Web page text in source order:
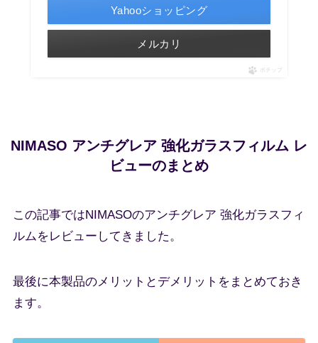
Yahooショッピング
メルカリ
ポチップ
NIMASO アンチグレア 強化ガラスフィルム レ
ビューのまとめ
この記事ではNIMASOのアンチグレア 強化ガラスフィ
ルムをレビューしてきました。
最後に本製品のメリットとデメリットをまとめておき
ます。